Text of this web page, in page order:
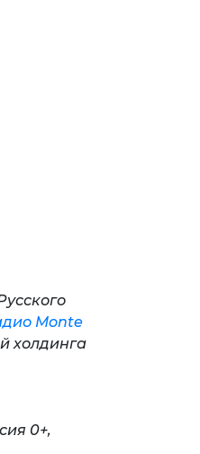
успехов!
Monte
холдинга
0+,